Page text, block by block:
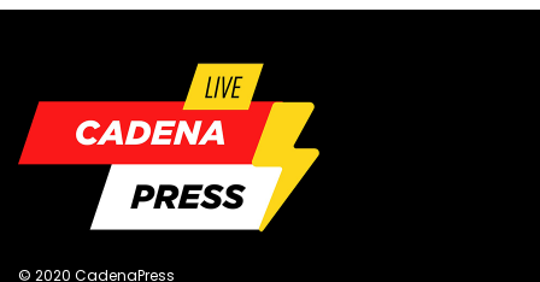
© 2020 CadenaPress